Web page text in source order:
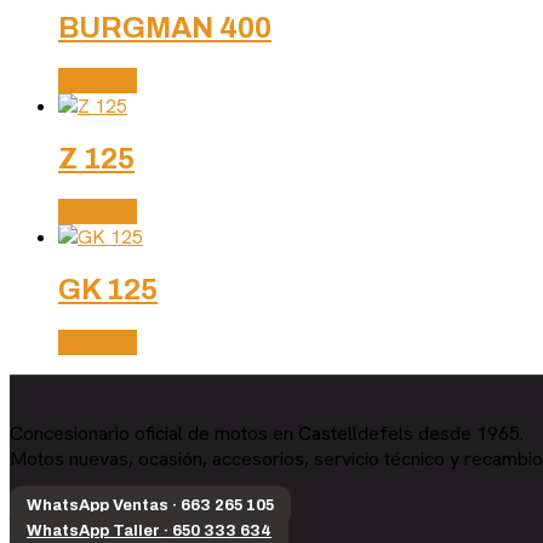
BURGMAN 400
Z 125
GK 125
Concesionario oficial de motos en Castelldefels desde 1965.
Motos nuevas, ocasión, accesorios, servicio técnico y
WhatsApp Ventas · 663 265 105
WhatsApp Taller · 650 333 634